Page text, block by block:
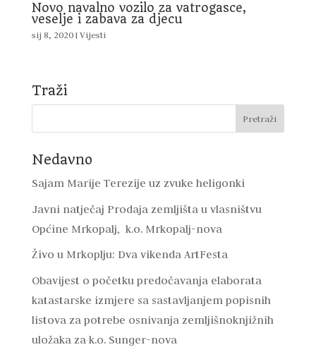
Novo navalno vozilo za vatrogasce,
veselje i zabava za djecu
sij 8, 2020| Vijesti
Traži
Nedavno
Sajam Marije Terezije uz zvuke heligonki
Javni natječaj Prodaja zemljišta u vlasništvu
Općine Mrkopalj, k.o. Mrkopalj-nova
Živo u Mrkoplju: Dva vikenda ArtFesta
Obavijest o početku predočavanja elaborata
katastarske izmjere sa sastavljanjem popisnih
listova za potrebe osnivanja zemljišnoknjižnih
uložaka za k.o. Sunger-nova